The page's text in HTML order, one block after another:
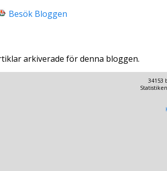
Besök Bloggen
arkiverade för denna bloggen.
34153